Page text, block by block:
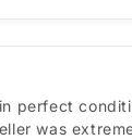
perfect
was